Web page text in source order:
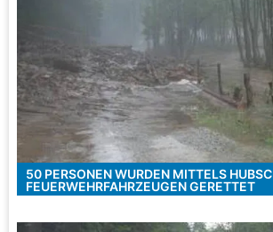
50 PERSONEN WURDEN MITTELS
FEUERWEHRFAHRZEUGEN GERETTET